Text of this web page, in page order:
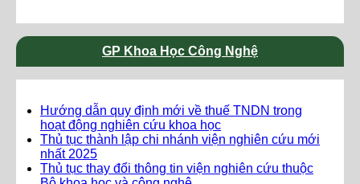
GP Khoa Học Công Nghệ
Hướng dẫn quy định mới về thuế TNDN trong
hoạt động nghiên cứu khoa học
Thủ tục thành lập chi nhánh viện nghiên cứu mới
nhất 2025
Thủ tục thay đổi thông tin viện nghiên cứu thuộc